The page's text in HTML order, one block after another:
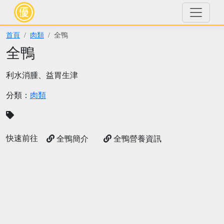
首頁 肉類 全鴨
全鴨
利水消腫、益胃生津
分類： 肉類
快速前往 全鴨簡介 全鴨營養資訊